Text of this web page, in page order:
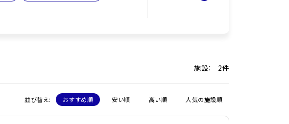
施設： 2件
並び替え: おすすめ順 安い順 高い順 人気の施設順